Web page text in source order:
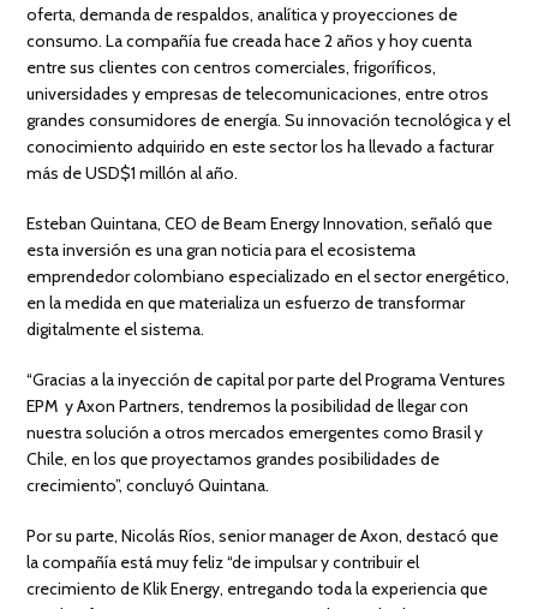
oferta, demanda de respaldos, analítica y proyecciones de
consumo. La compañía fue creada hace 2 años y hoy cuenta
entre sus clientes con centros comerciales, frigoríficos,
universidades y empresas de telecomunicaciones, entre otros
grandes consumidores de energía. Su innovación tecnológica y el
conocimiento adquirido en este sector los ha llevado a facturar
más de USD$1 millón al año.
Esteban Quintana, CEO de Beam Energy Innovation, señaló que
esta inversión es una gran noticia para el ecosistema
emprendedor colombiano especializado en el sector energético,
en la medida en que materializa un esfuerzo de transformar
digitalmente el sistema.
“Gracias a la inyección de capital por parte del Programa Ventures
EPM y Axon Partners, tendremos la posibilidad de llegar con
nuestra solución a otros mercados emergentes como Brasil y
Chile, en los que proyectamos grandes posibilidades de
crecimiento”, concluyó Quintana.
Por su parte, Nicolás Ríos, senior manager de Axon, destacó que
la compañía está muy feliz “de impulsar y contribuir el
crecimiento de Klik Energy, entregando toda la experiencia que